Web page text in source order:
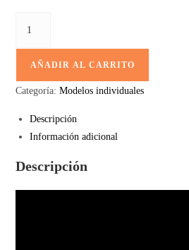
AÑADIR AL CARRITO
Categoría:Modelos individuales
Descripción
Información adicional
Descripción